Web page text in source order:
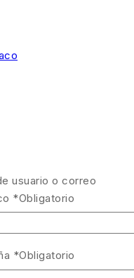
/ Tienda de pesca y caza
Funda de caña spinning
usuario o correo
*Obligatorio
*Obligatorio